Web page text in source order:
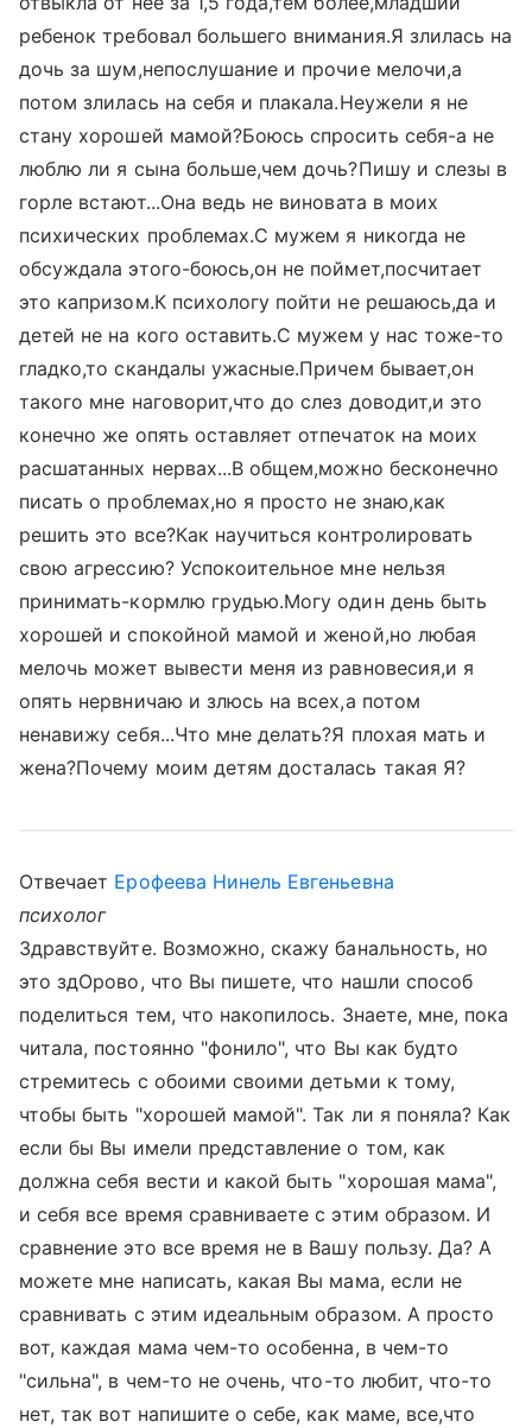
ребенок требовал большего внимания.Я злилась на
дочь за шум,непослушание и прочие мелочи,а
потом злилась на себя и плакала.Неужели я не
стану хорошей мамой?Боюсь спросить себя-а не
люблю ли я сына больше,чем дочь?Пишу и слезы в
горле встают...Она ведь не виновата в моих
психических проблемах.С мужем я никогда не
обсуждала этого-боюсь,он не поймет,посчитает
это капризом.К психологу пойти не решаюсь,да и
детей не на кого оставить.С мужем у нас тоже-то
гладко,то скандалы ужасные.Причем бывает,он
такого мне наговорит,что до слез доводит,и это
конечно же опять оставляет отпечаток на моих
расшатанных нервах...В общем,можно бесконечно
писать о проблемах,но я просто не знаю,как
решить это все?Как научиться контролировать
свою агрессию? Успокоительное мне нельзя
принимать-кормлю грудью.Могу один день быть
хорошей и спокойной мамой и женой,но любая
мелочь может вывести меня из равновесия,и я
опять нервничаю и злюсь на всех,а потом
ненавижу себя...Что мне делать?Я плохая мать и
жена?Почему моим детям досталась такая Я?
Отвечает Ерофеева Нинель Евгеньевна
психолог
Здравствуйте. Возможно, скажу банальность, но
это здОрово, что Вы пишете, что нашли способ
поделиться тем, что накопилось. Знаете, мне, пока
читала, постоянно "фонило", что Вы как будто
стремитесь с обоими своими детьми к тому,
чтобы быть "хорошей мамой". Так ли я поняла? Как
если бы Вы имели представление о том, как
должна себя вести и какой быть "хорошая мама",
и себя все время сравниваете с этим образом. И
сравнение это все время не в Вашу пользу. Да? А
можете мне написать, какая Вы мама, если не
сравнивать с этим идеальным образом. А просто
вот, каждая мама чем-то особенна, в чем-то
"сильна", в чем-то не очень, что-то любит, что-то
нет, так вот напишите о себе, как маме, все,что